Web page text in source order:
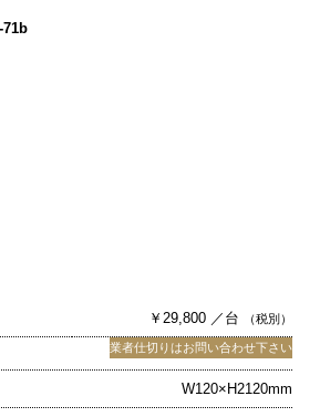
71b
￥29,800 ／台 （税別）
業者仕切りはお問い合わせ下さい
W120×H2120mm